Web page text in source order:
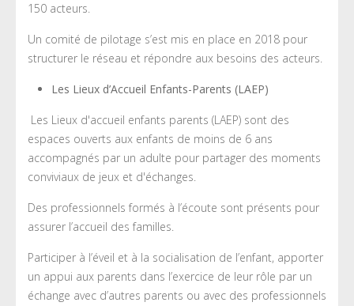
150 acteurs.
Un comité de pilotage s’est mis en place en 2018 pour
structurer le réseau et répondre aux besoins des acteurs.
Les Lieux d’Accueil Enfants-Parents (LAEP)
Les Lieux d'accueil enfants parents (LAEP) sont des
espaces ouverts aux enfants de moins de 6 ans
accompagnés par un adulte pour partager des moments
conviviaux de jeux et d'échanges.
Des professionnels formés à l’écoute sont présents pour
assurer l’accueil des familles.
Participer à l’éveil et à la socialisation de l’enfant, apporter
un appui aux parents dans l’exercice de leur rôle par un
échange avec d’autres parents ou avec des professionnels